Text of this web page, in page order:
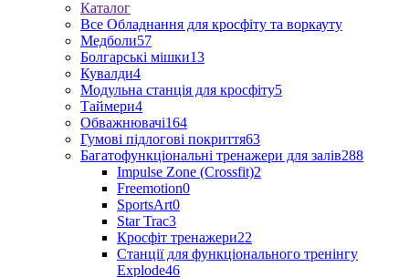
Каталог
Все Обладнання для кросфіту та воркауту
Медболи57
Болгарські мішки13
Кувалди4
Модульна станція для кросфіту5
Таймери4
Обважнювачі164
Гумові підлогові покриття63
Багатофункціональні тренажери для залів288
Impulse Zone (Crossfit)2
Freemotion0
SportsArt0
Star Trac3
Кросфіт тренажери22
Станції для функціонального тренінгу
Explode46